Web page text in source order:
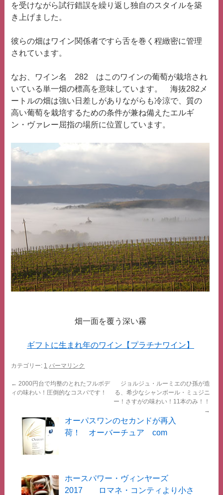
を受けながら試行錯誤を繰り返し独自のスタイルを築
き上げました。
彼らの畑はワイン関係者ですら舌を巻く程緻密に管理
されています。
なお、ワイン名 282 はこのワインの葡萄が栽培され
いている単一畑の標高を意味しています。 海抜282メ
ートルの畑は強い日差しがありながらも冷涼で、質の
高い葡萄を栽培するための条件が兼ね備えたエルギ
ン・ヴァレー屈指の場所に位置しています。
畑一面を覆う深い霧
ギフトに生まれ年のワイン【プラチナワイン】
カテゴリー: 1 パーマリンク
← 2000円台で均整のとれたフルボデ
ィの味わい！圧倒的なコスパです！
ジョルジュ・ルーミエのひ孫が造
る、希少なシャンボール・ミュジニ
ー！さすがの味わい！11本のみ！！
→
オーパスワンのセカンドが再入
荷！ オーバーチュア com
ホースパワー・ヴィンヤーズ
2017 ロマネ・コンティより小さ